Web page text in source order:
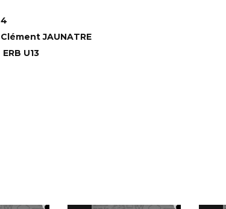
4
Clément JAUNATRE
ERB U13